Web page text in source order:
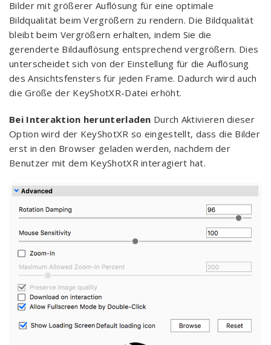
Bilder mit größerer Auflösung für eine optimale
Bildqualität beim Vergrößern zu rendern. Die Bildqualität
bleibt beim Vergrößern erhalten, indem Sie die
gerenderte Bildauflösung entsprechend vergrößern. Dies
unterscheidet sich von der Einstellung für die Auflösung
des Ansichtsfensters für jeden Frame. Dadurch wird auch
die Größe der KeyShotXR-Datei erhöht.
Bei Interaktion herunterladen Durch Aktivieren dieser
Option wird der KeyShotXR so eingestellt, dass die Bilder
erst in den Browser geladen werden, nachdem der
Benutzer mit dem KeyShotXR interagiert hat.